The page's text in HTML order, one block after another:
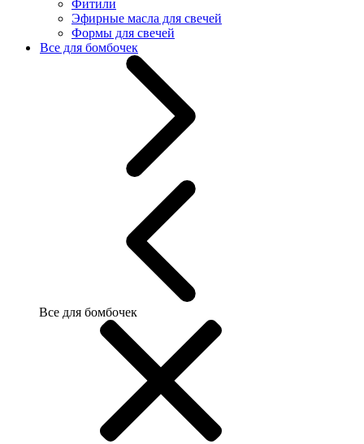
Фитили
Эфирные масла для свечей
Формы для свечей
Все для бомбочек
Все для бомбочек